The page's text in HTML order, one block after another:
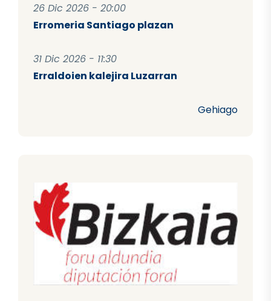
26 Dic 2026 - 20:00
Erromeria Santiago plazan
31 Dic 2026 - 11:30
Erraldoien kalejira Luzarran
Gehiago